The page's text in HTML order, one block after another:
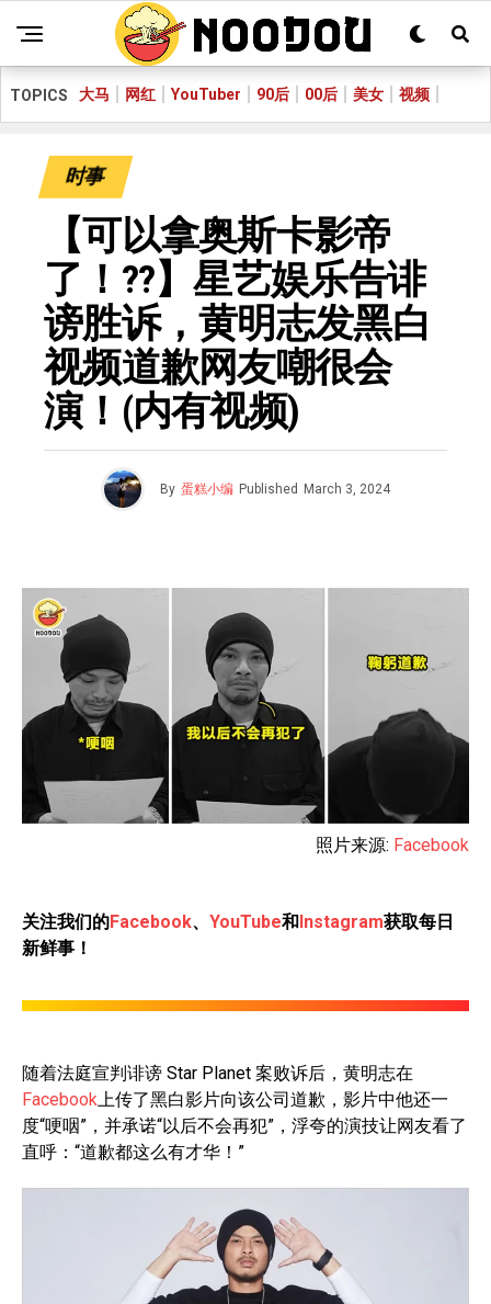
TOPICS 大马 网红 YouTuber 90后 00后 美女 视频
时事
【可以拿奥斯卡影帝
了！??】星艺娱乐告诽
谤胜诉，黄明志发黑白
视频道歉网友嘲很会
演！(内有视频)
By 蛋糕小编 Published March 3, 2024
照片来源: Facebook
关注我们的Facebook、 YouTube和Instagram获取每日
新鲜事！
随着法庭宣判诽谤 Star Planet 案败诉后，黄明志在
Facebook 上传了黑白影片向该公司道歉，影片中他还一
度“哽咽”，并承诺“以后不会再犯”，浮夸的演技让网友看了
直呼：“道歉都这么有才华！”